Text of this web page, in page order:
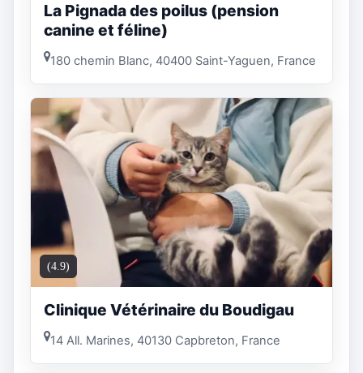
La Pignada des poilus (pension
canine et féline)
180 chemin Blanc, 40400 Saint-Yaguen, France
(4.9)
Clinique Vétérinaire du Boudigau
14 All. Marines, 40130 Capbreton, France